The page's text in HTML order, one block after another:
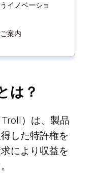
イノベーショ
案内
は？
）は、製品
した特許権を
により収益を